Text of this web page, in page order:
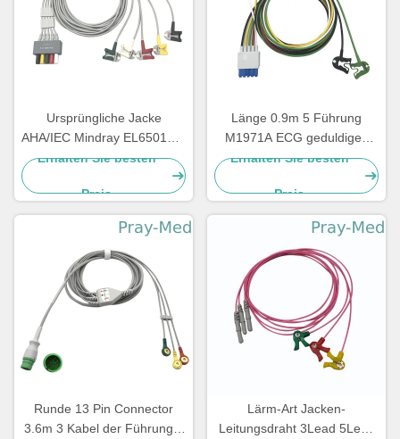
Ursprüngliche Jacke
AHA/IEC Mindray EL6501B 5
der Führungs-ECG
Erhalten Sie besten
Preis
Länge 0.9m 5 Führung
M1971A ECG geduldiges
Kabel mit Jacke des Clip-
Erhalten Sie besten
Preis
Runde 13 Pin Connector
3.6m 3 Kabel der Führungs-
Lärm-Art Jacken-
Leitungsdraht 3Lead 5Lead